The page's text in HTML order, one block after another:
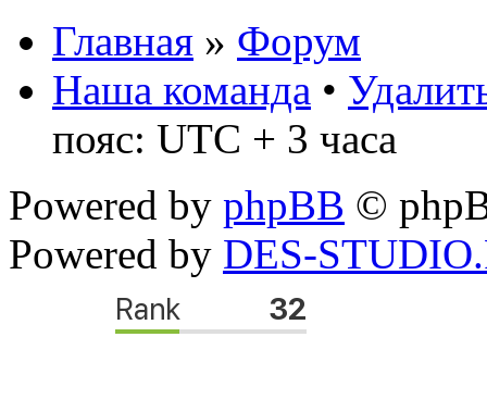
Главная » Форум
Наша команда •
пояс: UTC + 3 часа
Powered by phpBB ©
Powered by DES-